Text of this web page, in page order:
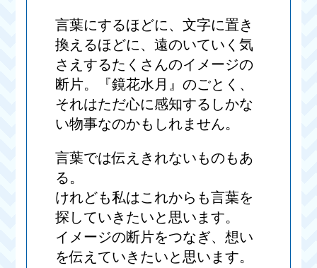
言葉にするほどに、文字に置き
換えるほどに、遠のいていく気
さえするたくさんのイメージの
断片。『鏡花水月』のごとく、
それはただ心に感知するしかな
い物事なのかもしれません。
言葉では伝えきれないものもあ
る。
けれども私はこれからも言葉を
探していきたいと思います。
イメージの断片をつなぎ、想い
を伝えていきたいと思います。